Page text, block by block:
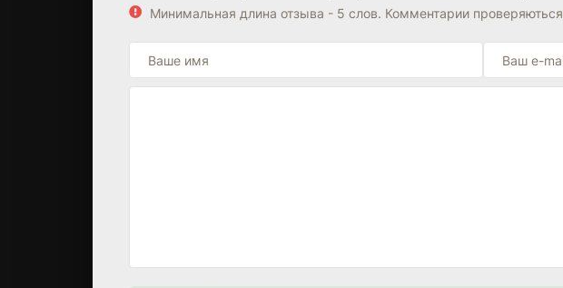
Минимальная длина отзыва - 5 слов. Комментарии проверяються